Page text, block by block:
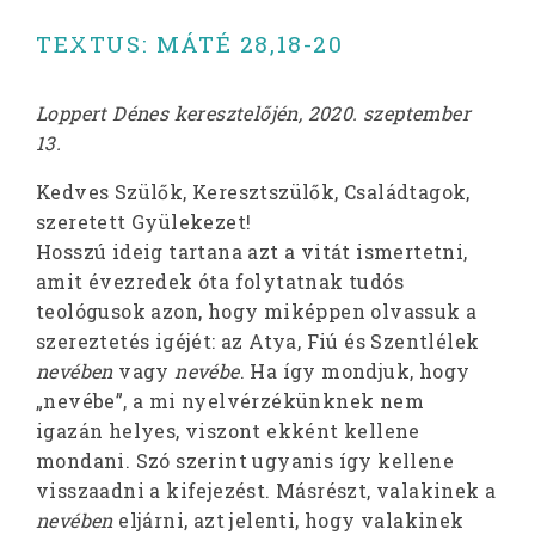
TEXTUS: MÁTÉ 28,18-20
Loppert Dénes keresztelőjén, 2020. szeptember
13.
Kedves Szülők, Keresztszülők, Családtagok,
szeretett Gyülekezet!
Hosszú ideig tartana azt a vitát ismertetni,
amit évezredek óta folytatnak tudós
teológusok azon, hogy miképpen olvassuk a
szereztetés igéjét: az Atya, Fiú és Szentlélek
nevébenvagy nevébe. Ha így mondjuk, hogy
„nevébe”, a mi nyelvérzékünknek nem
igazán helyes, viszont ekként kellene
mondani. Szó szerint ugyanis így kellene
visszaadni a kifejezést. Másrészt, valakinek a
nevébeneljárni, azt jelenti, hogy valakinek